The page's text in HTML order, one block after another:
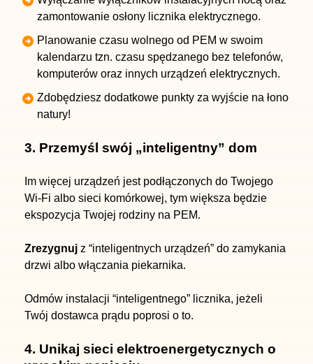
zamontowanie osłony licznika elektrycznego.
Planowanie czasu wolnego od PEM w swoim
kalendarzu tzn. czasu spędzanego bez telefonów,
komputerów oraz innych urządzeń elektrycznych.
Zdobędziesz dodatkowe punkty za wyjście na łono
natury!
3. Przemyśl swój „inteligentny” dom
Im więcej urządzeń jest podłączonych do Twojego
Wi-Fi albo sieci komórkowej, tym większa będzie
ekspozycja Twojej rodziny na PEM.
Zrezygnuj z “inteligentnych urządzeń” do zamykania
drzwi albo włączania piekarnika.
Odmów instalacji “inteligentnego” licznika, jeżeli
Twój dostawca prądu poprosi o to.
4. Unikaj sieci elektroenergetycznych o